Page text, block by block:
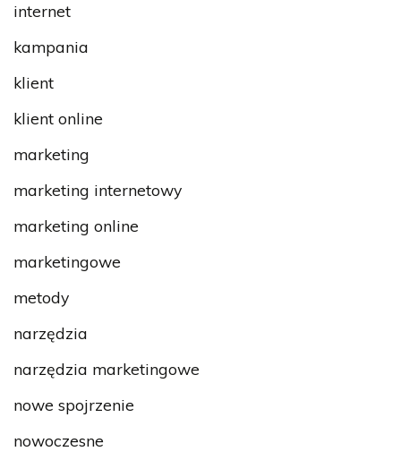
internet
kampania
klient
klient online
marketing
marketing internetowy
marketing online
marketingowe
metody
narzędzia
narzędzia marketingowe
nowe spojrzenie
nowoczesne